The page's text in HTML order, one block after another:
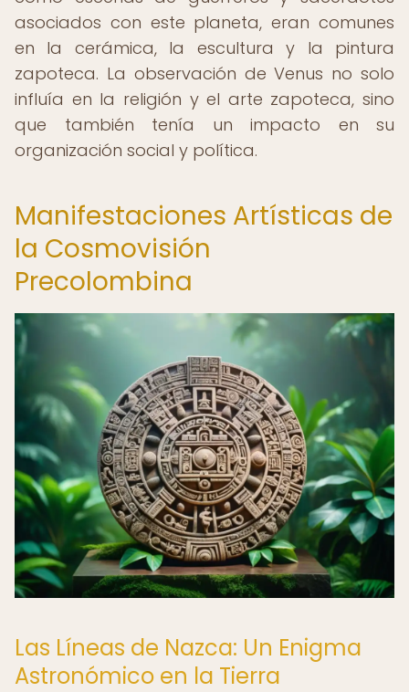
asociados con este planeta, eran comunes
en la cerámica, la escultura y la pintura
zapoteca. La observación de Venus no solo
influía en la religión y el arte zapoteca, sino
que también tenía un impacto en su
organización social y política.
Manifestaciones Artísticas de
la Cosmovisión
Precolombina
Las Líneas de Nazca: Un Enigma
Astronómico en la Tierra